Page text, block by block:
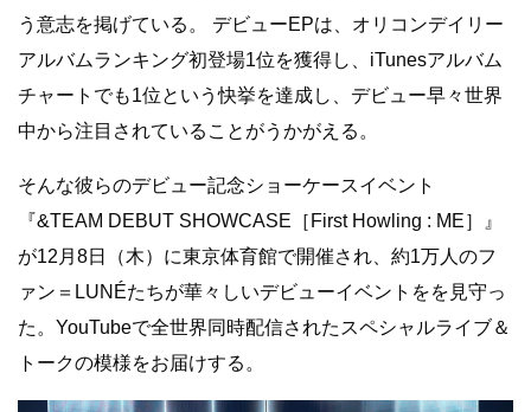
う意志を掲げている。 デビューEPは、オリコンデイリー
アルバムランキング初登場1位を獲得し、iTunesアルバム
チャートでも1位という快挙を達成し、デビュー早々世界
中から注目されていることがうかがえる。
そんな彼らのデビュー記念ショーケースイベント
『&TEAM DEBUT SHOWCASE［ First Howling : ME］
』
が12 月8日（木）に東京体育館で開催され、約1万人のフ
ァン＝ LUNÉたちが華々しいデビューイベントをを見守っ
た。 YouTubeで全世界同時配信されたスペシャルライブ＆
トークの模様をお届けする。